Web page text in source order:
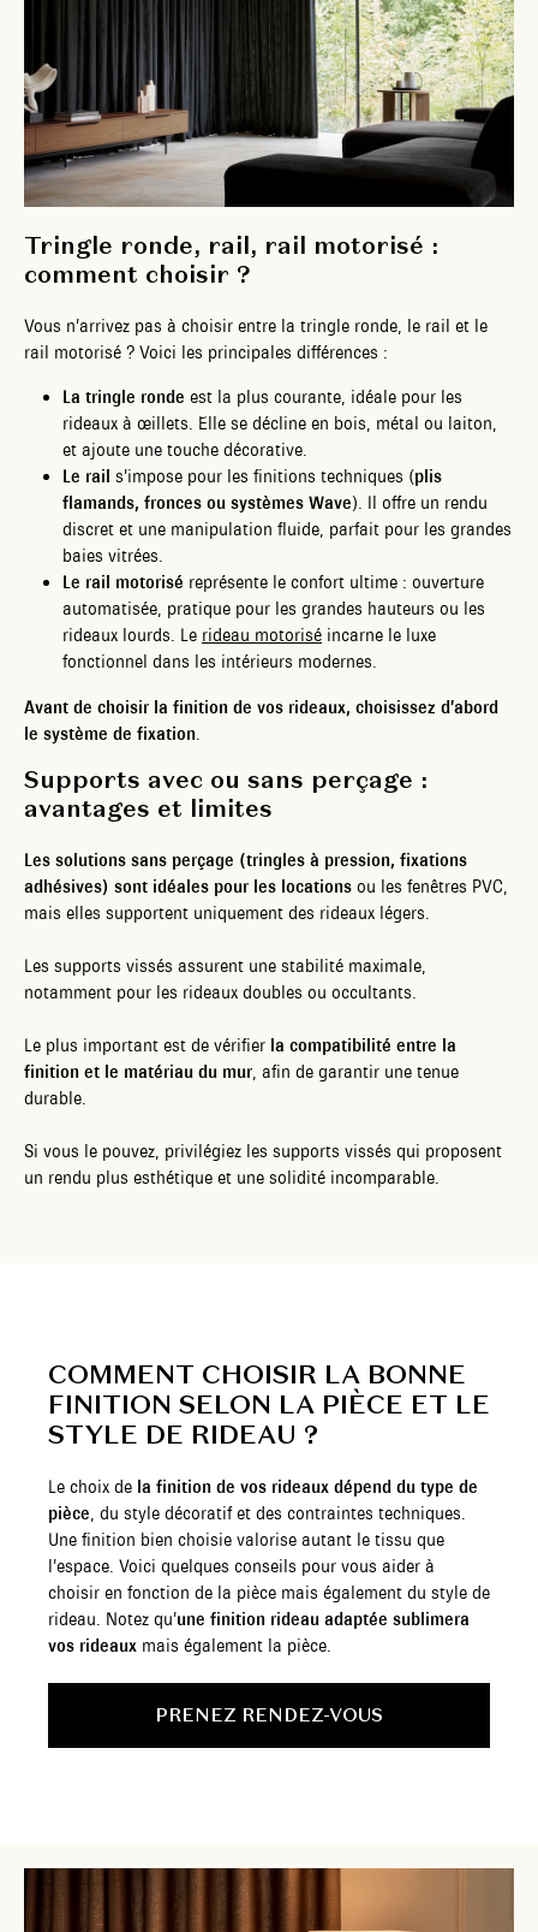
Tringle ronde, rail, rail motorisé :
comment choisir ?
Vous n’arrivez pas à choisir entre la tringle ronde, le rail et le
rail motorisé ? Voici les principales différences :
La tringle ronde est la plus courante, idéale pour les
rideaux à œillets. Elle se décline en bois, métal ou laiton,
et ajoute une touche décorative.
Le rail s’impose pour les finitions techniques (plis
flamands, fronces ou systèmes Wave). Il offre un rendu
discret et une manipulation fluide, parfait pour les grandes
baies vitrées.
Le rail motorisé représente le confort ultime : ouverture
automatisée, pratique pour les grandes hauteurs ou les
rideaux lourds. Le rideau motorisé incarne le luxe
fonctionnel dans les intérieurs modernes.
Avant de choisir la finition de vos rideaux, choisissez d’abord
le système de fixation.
Supports avec ou sans perçage :
avantages et limites
Les solutions sans perçage (tringles à pression, fixations
adhésives) sont idéales pour les locations ou les fenêtres PVC,
mais elles supportent uniquement des rideaux légers.
Les supports vissés assurent une stabilité maximale,
notamment pour les rideaux doubles ou occultants.
Le plus important est de vérifier la compatibilité entre la
finition et le matériau du mur, afin de garantir une tenue
durable.
Si vous le pouvez, privilégiez les supports vissés qui proposent
un rendu plus esthétique et une solidité incomparable.
COMMENT CHOISIR LA BONNE
FINITION SELON LA PIÈCE ET LE
STYLE DE RIDEAU ?
Le choix de la finition de vos rideaux dépend du type de
pièce, du style décoratif et des contraintes techniques.
Une finition bien choisie valorise autant le tissu que
l’espace. Voici quelques conseils pour vous aider à
choisir en fonction de la pièce mais également du style de
rideau. Notez qu’une finition rideau adaptée sublimera
vos rideaux mais également la pièce.
PRENEZ RENDEZ-VOUS